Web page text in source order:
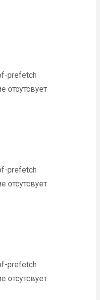
prefetch
отсутсвует
prefetch
отсутсвует
prefetch
отсутсвует